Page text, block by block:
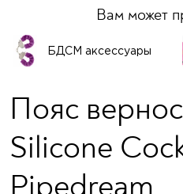
Вам может
БДСМ аксессуары
Пояс
Silicone